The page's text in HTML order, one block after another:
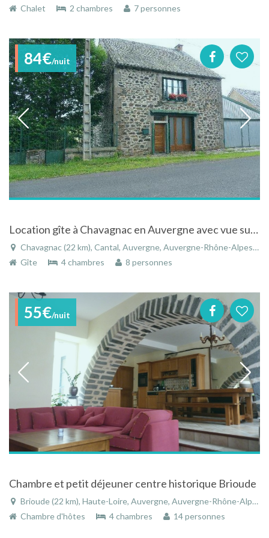
Chalet 2 chambres 7 personnes
84€/nuit
Location gîte à Chavagnac en Auvergne avec vue sur les montagnes
Chavagnac (22 km), Cantal, Auvergne, Auvergne-Rhône-Alpes, France
Gîte
4 chambres 8 personnes
55€/nuit
Chambre et petit déjeuner centre historique Brioude
Brioude (22 km), Haute-Loire, Auvergne, Auvergne-Rhône-Alpes, France
Chambre d'hôtes
4 chambres 14 personnes